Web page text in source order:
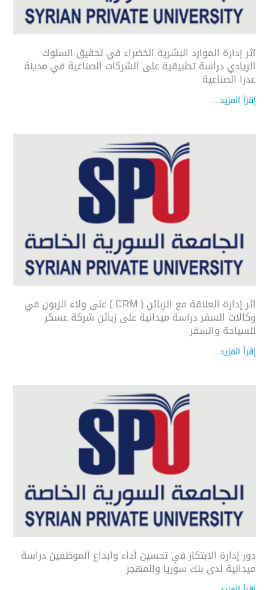
اثر إدارة الموارد البشرية الخضراء في تحقيق السلوك
الريادي دراسة تطبيقية على الشركات الصناعية في مدينة
عدرا الصناعية
إقرأ المزيد...
اثر إدارة العلاقة مع الزبائن ( CRM ) على ولاء الزبون في
وكالات السفر دراسة ميدانية على زبائن شركة عسكر
للسياحة والسفر
إقرأ المزيد...
دور إدارة الابتكار في تحسين أداء وابداع الموظفين دراسة
ميدانية لدى بنك سوريا والمهجر